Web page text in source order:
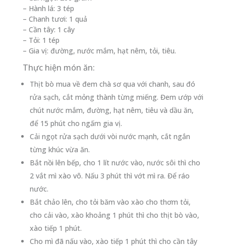
– Hành lá: 3 tép
– Chanh tươi: 1 quả
– Cần tây: 1 cây
– Tỏi: 1 tép
– Gia vị: đường, nước mắm, hạt nêm, tỏi, tiêu.
Thực hiện món ăn:
Thịt bò mua về đem chà sơ qua với chanh, sau đó
rửa sạch, cắt mỏng thành từng miếng. Đem ướp với
chút nước mắm, đường, hạt nêm, tiêu và dầu ăn,
để 15 phút cho ngấm gia vị.
Cải ngọt rửa sạch dưới vòi nước mạnh, cắt ngắn
từng khúc vừa ăn.
Bắt nồi lên bếp, cho 1 lít nước vào, nước sôi thì cho
2 vắt mì xào vô. Nấu 3 phút thì vớt mì ra. Để ráo
nước.
Bắt chảo lên, cho tỏi băm vào xào cho thơm tỏi,
cho cải vào, xào khoảng 1 phút thì cho thịt bò vào,
xào tiếp 1 phút.
Cho mì đã nấu vào, xào tiếp 1 phút thì cho cần tây